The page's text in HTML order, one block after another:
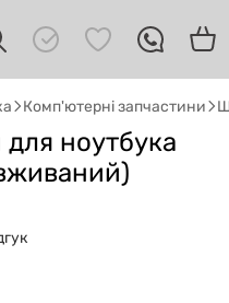
Комп'ютерні запчастини
ноутбука
техніку.